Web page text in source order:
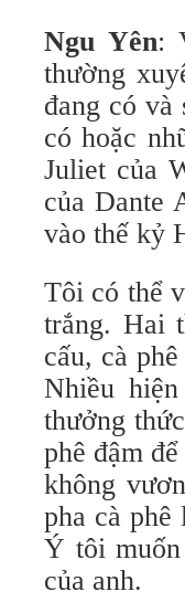
Ngu Yên:
thường
đang có
có hoặc
Juliet của
của Dante
vào thế kỷ
Tôi có thể
trắng. Hai
cấu, cà
Nhiều
thưởng
phê đậm
không
pha cà phê
Ý tôi
của anh.